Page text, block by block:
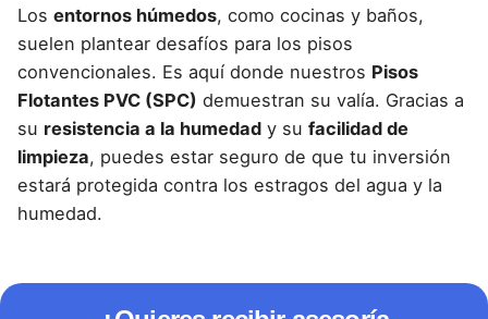
Los entornos húmedos, como cocinas y baños,
suelen plantear desafíos para los pisos
convencionales. Es aquí donde nuestros Pisos
Flotantes PVC (SPC) demuestran su valía. Gracias a
su resistencia a la humedad y su facilidad de
limpieza, puedes estar seguro de que tu inversión
estará protegida contra los estragos del agua y la
humedad.